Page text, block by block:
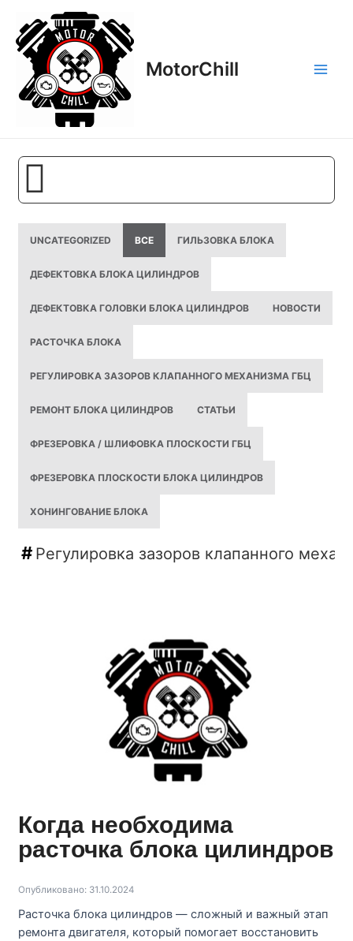
содержимому
MotorСhill
UNCATEGORIZED ВСЕ ГИЛЬЗОВКА БЛОКА
ДЕФЕКТОВКА БЛОКА ЦИЛИНДРОВ
ДЕФЕКТОВКА ГОЛОВКИ БЛОКА ЦИЛИНДРОВ НОВОСТИ
РАСТОЧКА БЛОКА
РЕГУЛИРОВКА ЗАЗОРОВ КЛАПАННОГО МЕХАНИЗМА ГБЦ
РЕМОНТ БЛОКА ЦИЛИНДРОВ СТАТЬИ
ФРЕЗЕРОВКА / ШЛИФОВКА ПЛОСКОСТИ ГБЦ
ФРЕЗЕРОВКА ПЛОСКОСТИ БЛОКА ЦИЛИНДРОВ
ХОНИНГОВАНИЕ БЛОКА
Регулировка зазоров клапанного
Когда необходима
расточка блока цилиндров
Опубликовано: 31.10.2024
Расточка блока цилиндров — сложный и важный этап
ремонта двигателя, который помогает восстановить